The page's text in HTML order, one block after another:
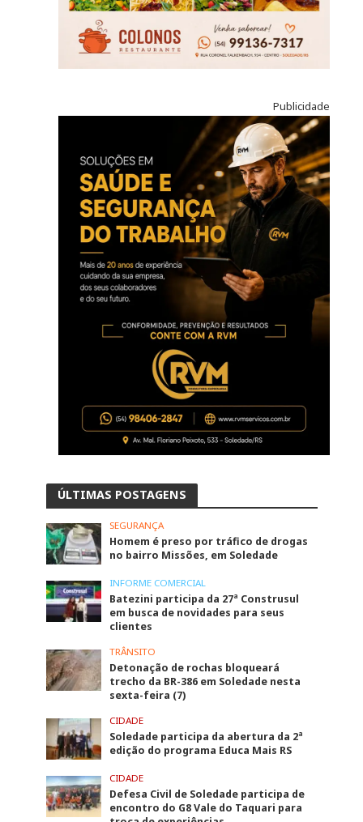
Publicidade
ÚLTIMAS POSTAGENS
SEGURANÇA
Homem é preso por tráfico de drogas
no bairro Missões, em Soledade
INFORME COMERCIAL
Batezini participa da 27ª Construsul
em busca de novidades para seus
clientes
TRÂNSITO
Detonação de rochas bloqueará
trecho da BR-386 em Soledade nesta
sexta-feira (7)
CIDADE
Soledade participa da abertura da 2ª
edição do programa Educa Mais RS
CIDADE
Defesa Civil de Soledade participa de
encontro do G8 Vale do Taquari para